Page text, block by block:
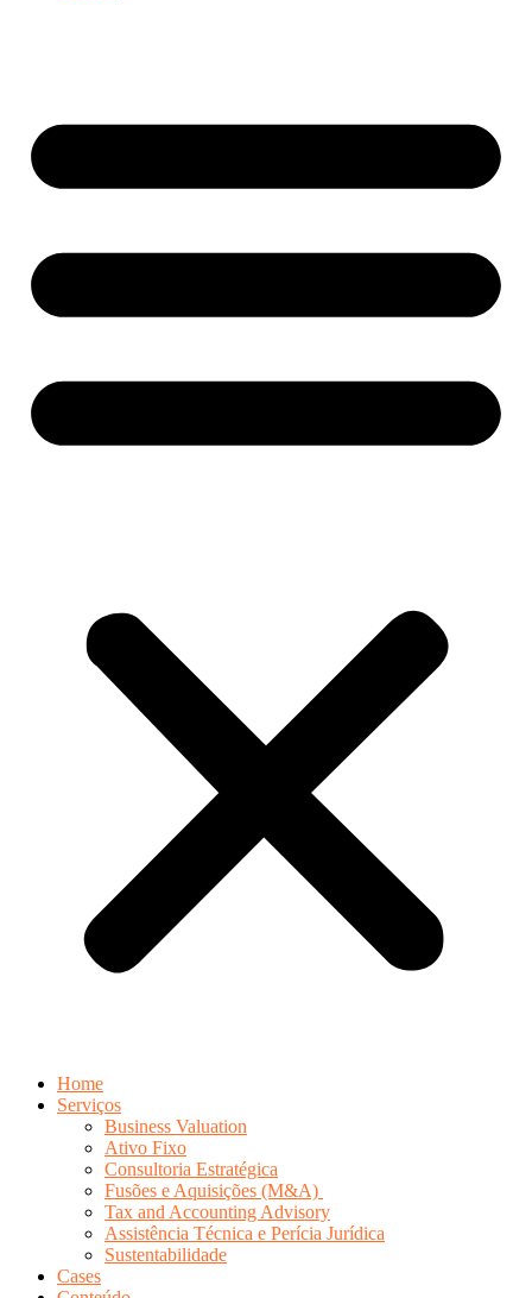
Home
Serviços
Business Valuation
Ativo Fixo
Consultoria Estratégica
Fusões e Aquisições (M&A)
Tax and Accounting Advisory
Assistência Técnica e Perícia Jurídica
Sustentabilidade
Cases